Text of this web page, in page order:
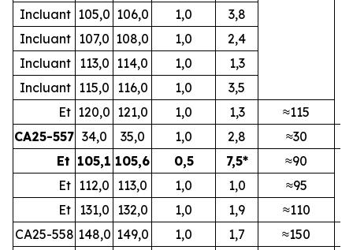
Incluant 105,0 106,0 1,0
3,8
Incluant 107,0 108,0 1,0
2,4
Incluant 113,0 114,0 1,0
1,3
Incluant 115,0 116,0 1,0
3,5
Et 120,0 121,0 1,0 1,3
≈115
CA25-557 34,0 35,0 1,0 2,8 ≈30
Et 105,1 105,6 0,5 7,5*
≈90
Et 112,0 113,0 1,0 1,0
≈95
Et 131,0 132,0 1,0 1,9
≈110
CA25-558 148,0 149,0 1,0 1,7 ≈150